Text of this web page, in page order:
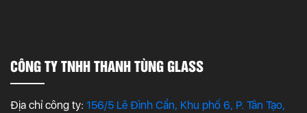
CÔNG TY TNHH THANH TÙNG GLASS
Địa chỉ công ty: 156/5 Lê Đình Cẩn, Khu phố 6, P. Tân Tạo,